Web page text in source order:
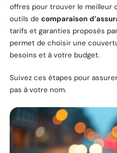
offres pour trouver le meilleur
outils de comparaison
tarifs et garanties proposés
permet de choisir une
besoins et à votre budget.
Suivez ces étapes pour
pas à votre nom.